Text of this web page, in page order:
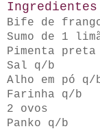
Bife de
Sumo de 1
Pimenta
Sal q/b
Alho em pó q/
Farinha q/b
2 ovos
Panko q/b